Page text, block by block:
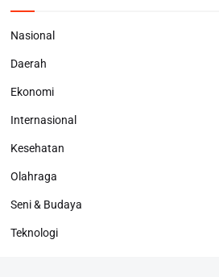
Nasional
Daerah
Ekonomi
Internasional
Kesehatan
Olahraga
Seni & Budaya
Teknologi